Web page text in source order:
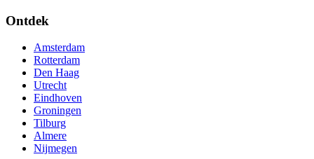
Ontdek
Amsterdam
Rotterdam
Den Haag
Utrecht
Eindhoven
Groningen
Tilburg
Almere
Nijmegen